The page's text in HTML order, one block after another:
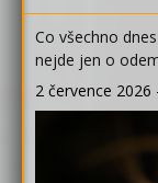
Co všechno
nejde jen o
2 července 2026